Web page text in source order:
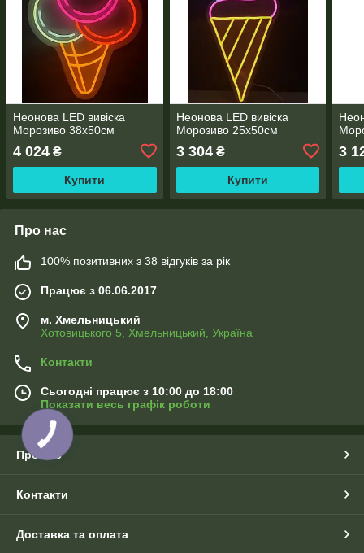
Неонова LED вивіска
Морозиво 38х50см
4 024 ₴
Купити
Неонова LED вивіска
Морозиво 25х50см
3 304₴
Купити
3
Про нас
100% позитивних з 38 відгуків за рік
Працює з 06.06.2017
м. Хмельницький
Хотовицького 5, Хмельницький, Україна
Контакти
Сьогодні працює з 10:00 до 18:00
Показати весь графік роботи
Про нас
Контакти
Доставка та оплата